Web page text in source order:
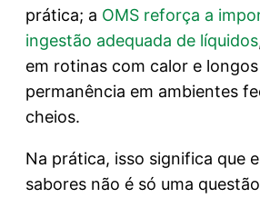
prática; a OMS reforça a
ingestão adequada de líquidos
em rotinas com calor e
permanência em ambientes
cheios.
Na prática, isso significa que
sabores não é só uma